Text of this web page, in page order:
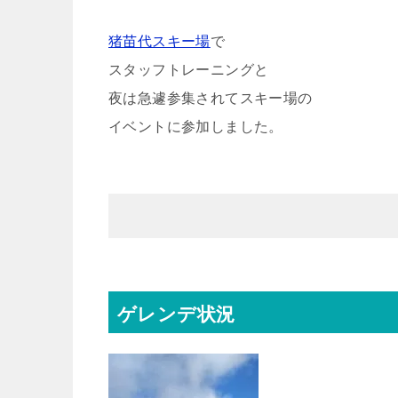
猪苗代スキー場で
スタッフトレーニングと
夜は急遽参集されてスキー場の
イベントに参加しました。
ゲレンデ状況